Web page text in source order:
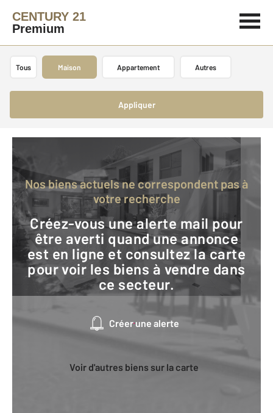
CENTURY 21
Premium
Tous Maison Appartement Autres
Appliquer
Nos biens actuels ne correspondent pas à
votre recherche
Créez-vous une alerte mail pour
être averti quand une annonce
est en ligne et consultez la carte
pour voir les biens à vendre dans
ce secteur.
Créer une alerte
Voir d'autres biens sur la carte